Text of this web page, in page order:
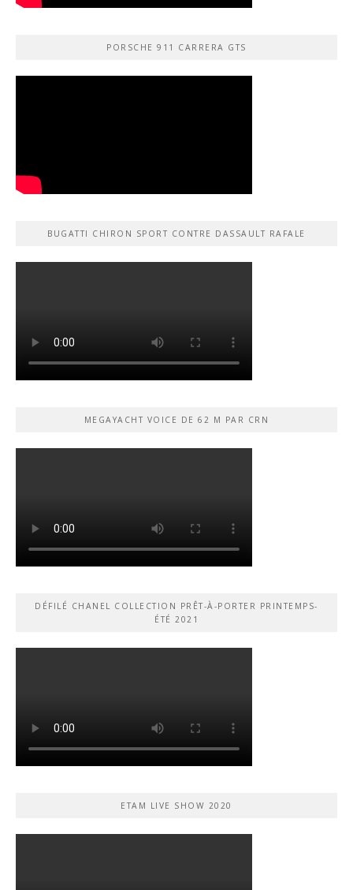
PORSCHE 911 CARRERA GTS
BUGATTI CHIRON SPORT CONTRE DASSAULT RAFALE
MEGAYACHT VOICE DE 62 M PAR CRN
DÉFILÉ CHANEL COLLECTION PRÊT-À-PORTER PRINTEMPS-
ÉTÉ 2021
ETAM LIVE SHOW 2020